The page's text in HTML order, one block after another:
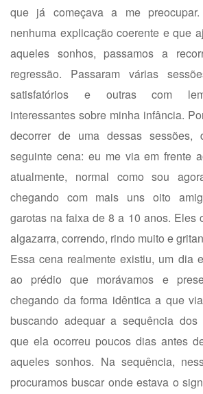
que já começava a me preocupar.
nenhuma explicação coerente e que
aqueles sonhos, passamos a
regressão. Passaram várias
satisfatórios e outras com
interessantes sobre minha infância.
decorrer de uma dessas sessões,
seguinte cena: eu me via em frente
atualmente, normal como sou
chegando com mais uns oito
garotas na faixa de 8 a 10 anos. Eles
algazarra, correndo, rindo muito e
Essa cena realmente existiu, um dia
ao prédio que morávamos e
chegando da forma idêntica a que
buscando adequar a sequência dos
que ela ocorreu poucos dias antes
aqueles sonhos. Na sequência,
procuramos buscar onde estava o